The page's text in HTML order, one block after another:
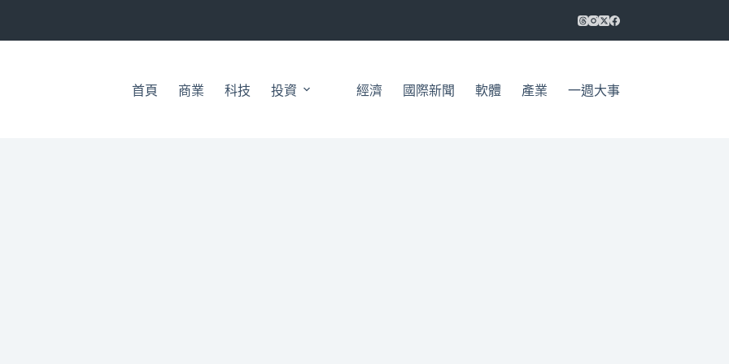
首頁 商業 科技 投資 經濟 國際新聞 軟體 產業 一週大事